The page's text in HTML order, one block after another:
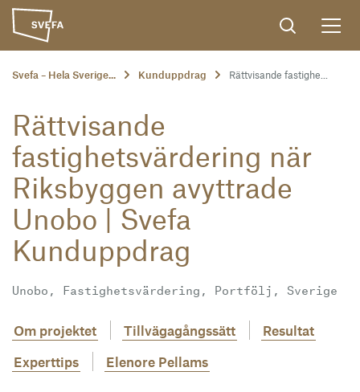
Svefa – Hela Sverige... Kunduppdrag Rättvisande fastighe...
Rättvisande
fastighetsvärdering när
Riksbyggen avyttrade
Unobo | Svefa
Kunduppdrag
Unobo, Fastighetsvärdering, Portfölj, Sverige
Om projektet Tillvägagångssätt
Resultat
Experttips
Elenore Pellams